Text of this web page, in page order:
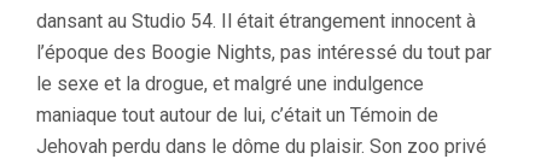
dansant au Studio 54. Il était étrangement innocent à
l’époque des Boogie Nights, pas intéressé du tout par
le sexe et la drogue, et malgré une indulgence
maniaque tout autour de lui, c’était un Témoin de
Jehovah perdu dans le dôme du plaisir. Son zoo privé